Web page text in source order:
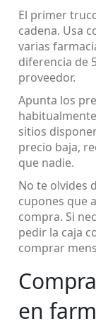
El primer
cadena. Usa
varias
diferencia de
proveedor.
Apunta los
sitios
precio baja,
que nadie.
No te olvides
cupones que
compra. Si
pedir la caja
comprar
en